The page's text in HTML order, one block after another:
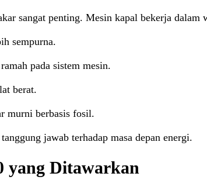
sangat penting. Mesin kapal bekerja
sempurna.
pada sistem mesin.
berat.
murni berbasis fosil.
jawab terhadap masa depan energi.
yang Ditawarkan